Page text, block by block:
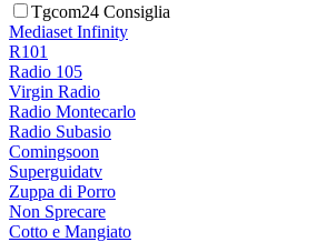
Tgcom24 Consiglia
Mediaset Infinity
R101
Radio 105
Virgin Radio
Radio Montecarlo
Radio Subasio
Comingsoon
Superguidatv
Zuppa di Porro
Non Sprecare
Cotto e Mangiato